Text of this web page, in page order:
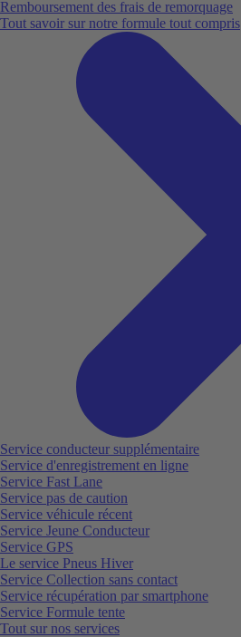
Remboursement des frais de remorquage
Tout savoir sur notre formule tout compris
Service conducteur supplémentaire
Service d'enregistrement en ligne
Service Fast Lane
Service pas de caution
Service véhicule récent
Service Jeune Conducteur
Service GPS
Le service Pneus Hiver
Service Collection sans contact
Service récupération par smartphone
Service Formule tente
Tout sur nos services